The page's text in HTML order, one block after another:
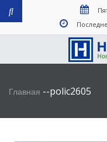
Главная --polic2605